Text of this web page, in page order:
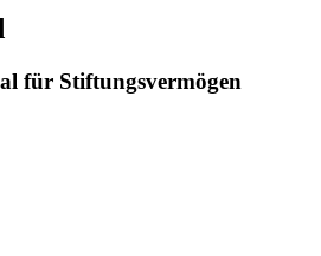
für Stiftungsvermögen